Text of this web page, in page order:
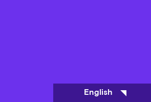
English